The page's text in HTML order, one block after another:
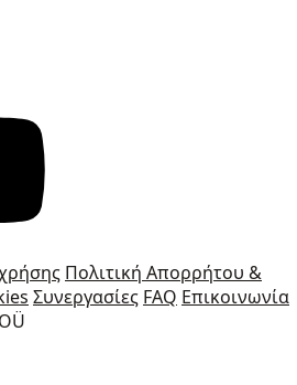
Πολιτική Απορρήτου &
Συνεργασίες FAQ Επικοινωνία